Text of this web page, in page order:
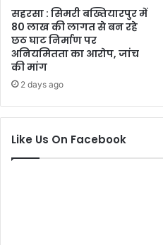
सहरसा : सिमरी बख्तियारपुर में
80 लाख की लागत से बन रहे
छठ घाट निर्माण पर
अनियमितता का आरोप, जांच
की मांग
2 days ago
Like Us On Facebook